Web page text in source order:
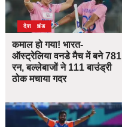
उत्तराखंड
देश
कमाल हो गया! भारत-
ऑस्ट्रेलिया वनडे मैच में बने 781
रन, बल्लेबाजों ने 111 बाउंड्री
ठोक मचाया गदर